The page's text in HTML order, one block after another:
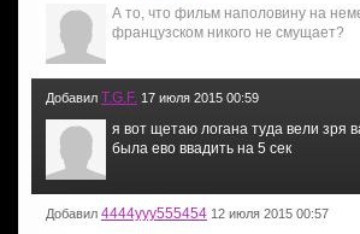
А то, что фильм наполовину на
французском никого не смущает?
Добавил T.G.F. 17 июля 2015 00:59
я вот щетаю логана туда вели зря
была ево ввадить на 5 сек
Добавил 4444ууу555454 12 июля 2015 00:57